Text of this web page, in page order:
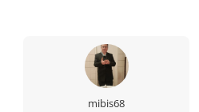
mibis68